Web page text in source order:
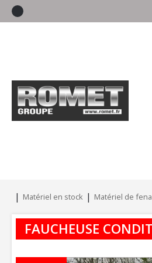
Matériel en stock Matériel de
FAUCHEUSE